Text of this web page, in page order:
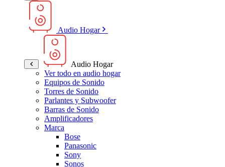
Audio Hogar
Audio Hogar
Ver todo en audio hogar
Equipos de Sonido
Torres de Sonido
Parlantes y Subwoofer
Barras de Sonido
Amplificadores
Marca
Bose
Panasonic
Sony
Sonos